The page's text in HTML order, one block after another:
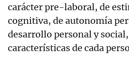
carácter pre-laboral, de
cognitiva, de autonomía
desarrollo personal y social,
características de cada